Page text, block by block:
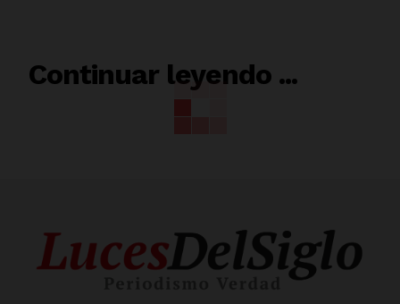
Continuar leyendo ...
RELACIONADO